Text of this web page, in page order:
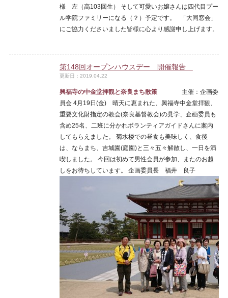
様 左（高103回生） そして可愛いお嬢さんは四代目プー
ル学院ファミリーになる（？）予定です。 「大同窓会」
にご協力くださいました皆様に心より感謝申し上げます。
第148回オープンハウスデー 開催報告
更新日：2019.04.22
興福寺の中金堂拝観と奈良まち散策主催：企画委
員会 4月19日(金) 晴天に恵まれた、興福寺中金堂拝観、
重要文化財指定の教会(奈良基督教会)の見学、企画委員も
含め25名、二班に分かれボランティアガイドさんに案内
してもらえました。 菊水楼での昼食も美味しく、食後
は、ならまち、吉城園(庭園)と三々五々解散し、一日を満
喫しました。 今回は初めて男性会員が参加、またのお越
しをお待ちしています。 企画委員長 福井 良子